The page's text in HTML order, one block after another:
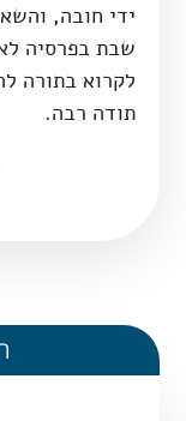
ידי חובה,
שבת בפרסיה לא
לקרוא בתורה
תודה רבה.